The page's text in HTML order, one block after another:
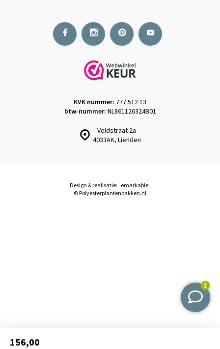
156,00
Veldstraat 2a
4033AK, Lienden
KVK nummer: 777 512 13
btw-nummer: NL861126324B01
© Polyesterplantenbakken.nl
Design & realisatie: emarkable